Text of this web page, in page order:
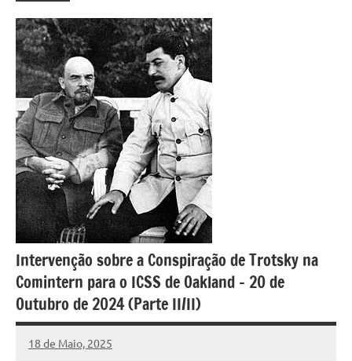
Intervenção sobre a Conspiração de Trotsky na
Comintern para o ICSS de Oakland – 20 de
Outubro de 2024 (Parte II/II)
18 de Maio, 2025
Pedro